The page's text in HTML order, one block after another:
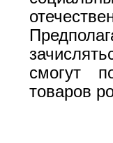
смогут
товаров